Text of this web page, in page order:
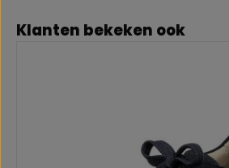
Productgalerij overslaan
Klanten bekeken ook